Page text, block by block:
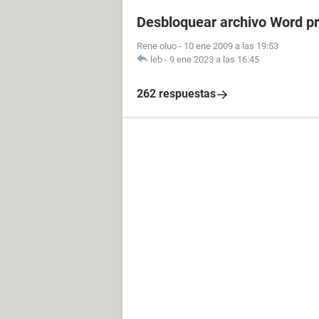
Desbloquear archivo Word
Rene oluo - 10 ene 2009 a las 19:53
leb - 9 ene 2023 a las 16:45
262 respuestas